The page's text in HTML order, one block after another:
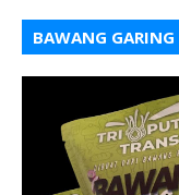
BAWANG